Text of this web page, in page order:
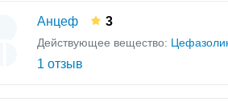
Анцеф 3
Действующее вещество:
1 отзыв